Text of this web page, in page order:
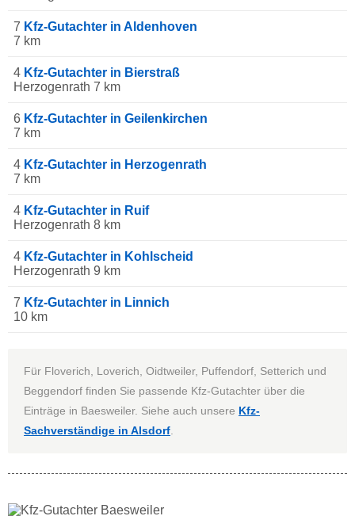
7 Kfz-Gutachter in Aldenhoven
7 km
4 Kfz-Gutachter in Bierstraß
Herzogenrath 7 km
6 Kfz-Gutachter in Geilenkirchen
7 km
4 Kfz-Gutachter in Herzogenrath
7 km
4 Kfz-Gutachter in Ruif
Herzogenrath 8 km
4 Kfz-Gutachter in Kohlscheid
Herzogenrath 9 km
7 Kfz-Gutachter in Linnich
10 km
Für Floverich, Loverich, Oidtweiler, Puffendorf, Setterich und
Beggendorf finden Sie passende Kfz-Gutachter über die
Einträge in Baesweiler. Siehe auch unsere Kfz-
Sachverständige in Alsdorf